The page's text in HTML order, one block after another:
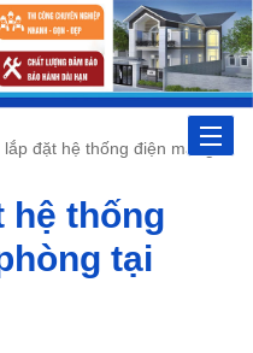
Toggle
lắp đặt hệ thống điện mạng
hệ thống
tại